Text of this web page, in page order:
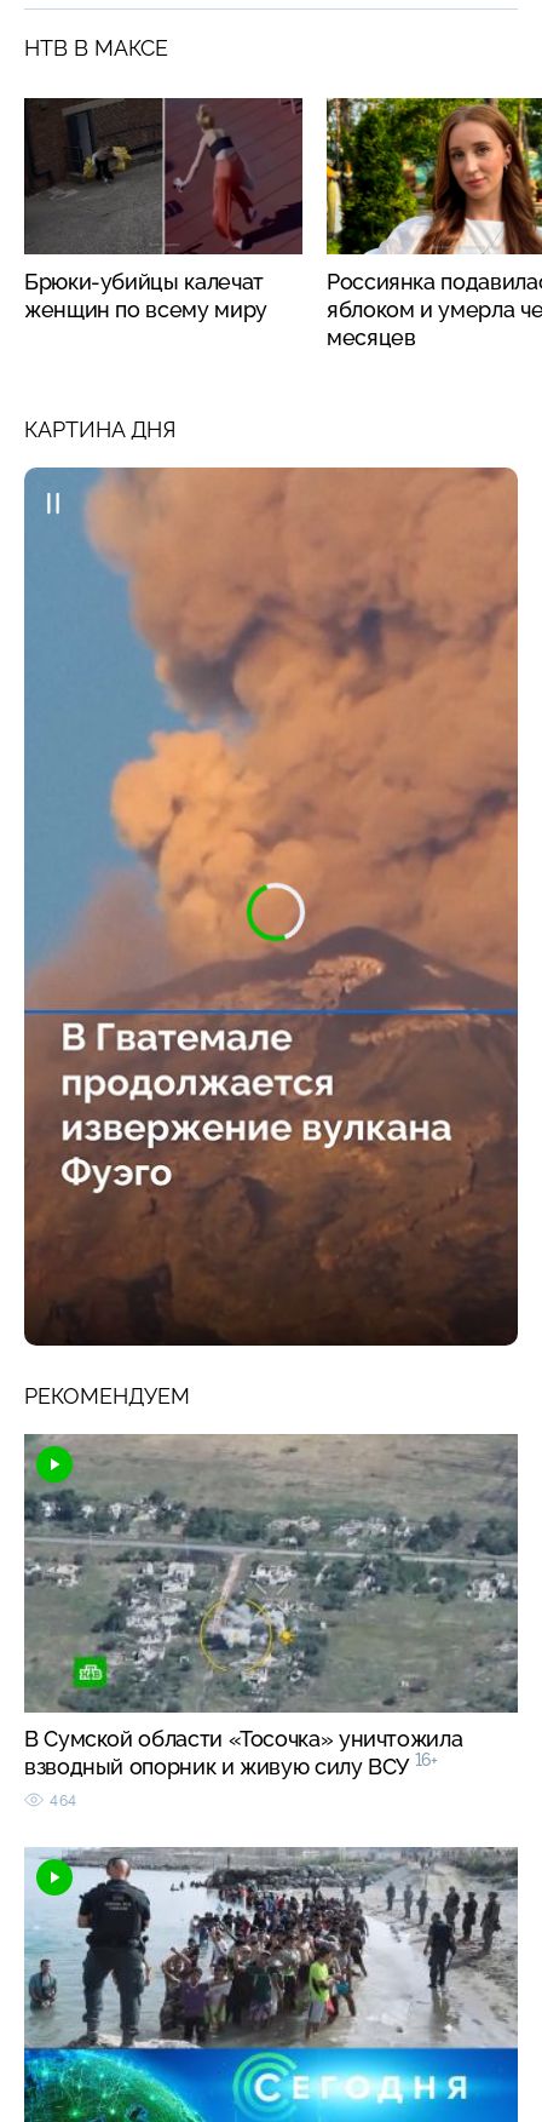
НТВ В МАКСЕ
Брюки-убийцы калечат
женщин по всему миру
Россиянка
яблоком и умерла
месяцев
КАРТИНА ДНЯ
РЕКОМЕНДУЕМ
В Сумской области «Тосочка» уничтожила
взводный опорник и живую силу ВСУ 16+
464